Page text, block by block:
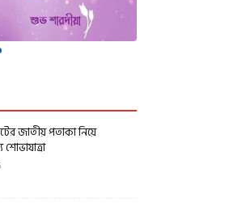
জাতীয় পতাকা নিয়ে
শোভাযাত্রা